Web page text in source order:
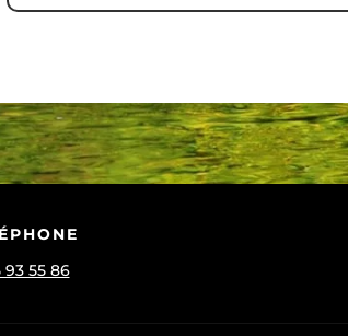
93 55 86